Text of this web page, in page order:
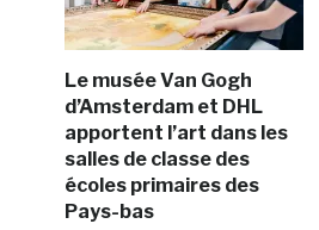
Le musée Van Gogh
d’Amsterdam et DHL
apportent l’art dans les
salles de classe des
écoles primaires des
Pays-bas